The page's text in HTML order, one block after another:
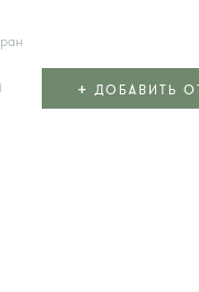
+ ДОБАВИТЬ